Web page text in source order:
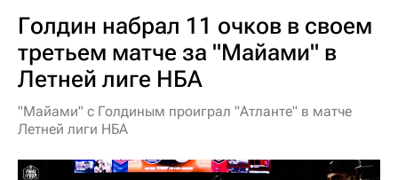
Голдин набрал 11 очков в своем
третьем матче за "Майами" в
Летней лиге НБА
"Майами" с Голдиным проиграл "Атланте" в матче
Летней лиги НБА